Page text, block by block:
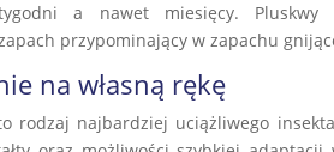
a nawet miesięcy. Pluskwy
przypominający w zapachu
na własną rękę
rodzaj najbardziej uciążliwego